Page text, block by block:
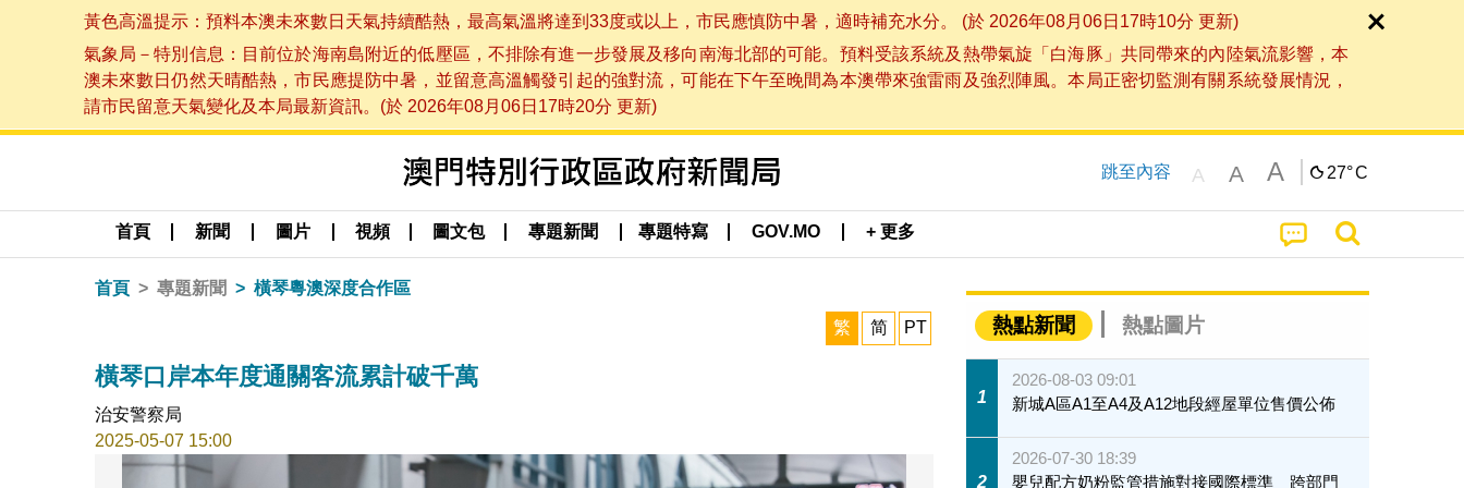
黃色高溫提示：預料本澳未來數日天氣持續酷熱，最高氣溫將達到33度或以上，市民應慎防中暑，適時補充水分。 (於 2026年08月06日17時10分 更新)
氣象局－特別信息：目前位於海南島附近的低壓區，不排除有進一步發展及移向南海北部的可能。預料受該系統及熱帶氣旋「白海豚」共同帶來的內陸氣流影響，本
澳未來數日仍然天晴酷熱，市民應提防中暑，並留意高溫觸發引起的強對流，可能在下午至晚間為本澳帶來強雷雨及強烈陣風。本局正密切監測有關系統發展情況，
請市民留意天氣變化及本局最新資訊。(於 2026年08月06日17時20分 更新)
跳至內容 A A A 27°C
首頁 新聞 圖片 視頻 圖文包 專題新聞 專題特寫 GOV.MO + 更多
首頁 專題新聞 橫琴粵澳深度合作區
繁 简 PT
橫琴口岸本年度通關客流累計破千萬
治安警察局
2025-05-07 15:00
熱點新聞 熱點圖片
1
2026-08-03 09:01
新城A區A1至A4及A12地段經屋單位售價公佈
2
2026-07-30 18:39
嬰兒配方奶粉監管措施對接國際標準 跨部門